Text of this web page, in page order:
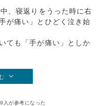
、寝返りをうった時に右
が痛い」とひどく泣き始
ても「手が痛い」としか
人が参考になった